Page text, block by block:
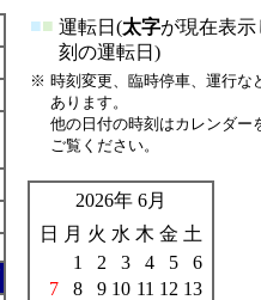
■■ 運転日(太字が現在表
刻の運転日)
※ 時刻変更、臨時停車、運行な
あります。
他の日付の時刻はカレンダー
ご覧ください。
2026年 6月
日
月 火 水 木 金 土
1
2 3 4 5
6
7
8 9 10 11 12 13